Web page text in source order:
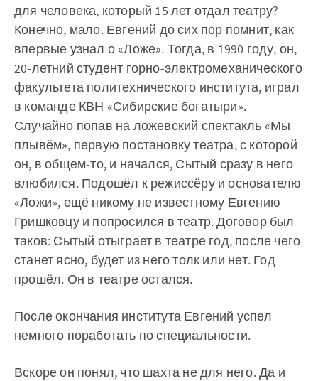
для человека, который 15 лет отдал театру?
Конечно, мало. Евгений до сих пор помнит, как
впервые узнал о «Ложе». Тогда, в 1990 году, он,
20-летний студент горно-электромеханического
факультета политехнического института, играл
в команде КВН «Сибирские богатыри».
Случайно попав на ложевский спектакль «Мы
плывём», первую постановку театра, с которой
он, в общем-то, и начался, Сытый сразу в него
влюбился. Подошёл к режиссёру и основателю
«Ложи», ещё никому не известному Евгению
Гришковцу и попросился в театр. Договор был
таков: Сытый отыграет в театре год, после чего
станет ясно, будет из него толк или нет. Год
прошёл. Он в театре остался.
После окончания института Евгений успел
немного поработать по специальности.
Вскоре он понял, что шахта не для него. Да и